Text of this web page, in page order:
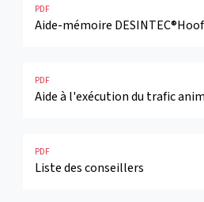
PDF
Aide-mémoire
PDF
Aide à l'exécution du trafic
PDF
Liste des conseillers